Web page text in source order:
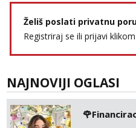
Želiš poslati privatnu
Registriraj se ili prijavi klikom
NAJNOVIJI OGLASI